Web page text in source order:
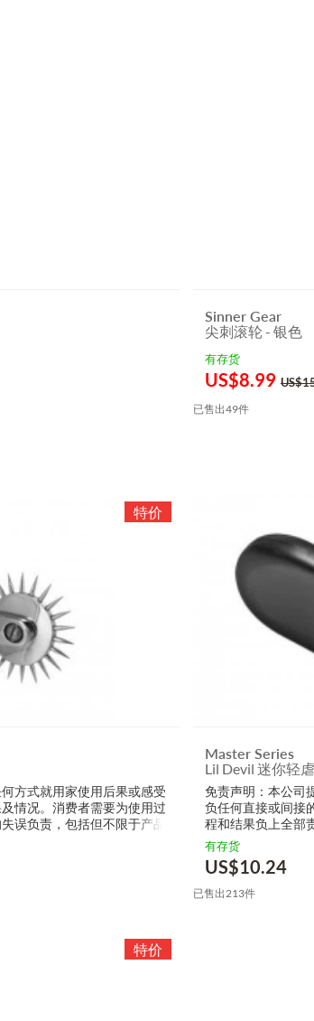
Sinner Gear
尖刺滚轮 - 银色
有存货
US$8.99
已售出49件
方式就用家使用后果或感受
情况。消费者需要为使用过
误负责，包括但不限于产品
Master Series
Lil Devil 迷你轻
免责声明：本公司
负任何直接或间接
程和结果负上全部
的损毁，受伤或者
有存货
US$10.24
已售出213件